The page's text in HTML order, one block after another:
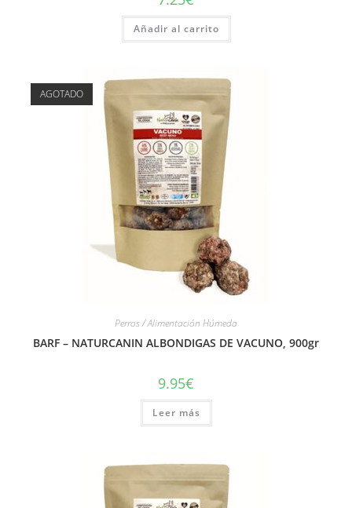
Añadir al carrito
AGOTADO
Perros / Alimentación Húmeda
BARF – NATURCANIN ALBONDIGAS DE VACUNO, 900gr
9.95€
Leer más